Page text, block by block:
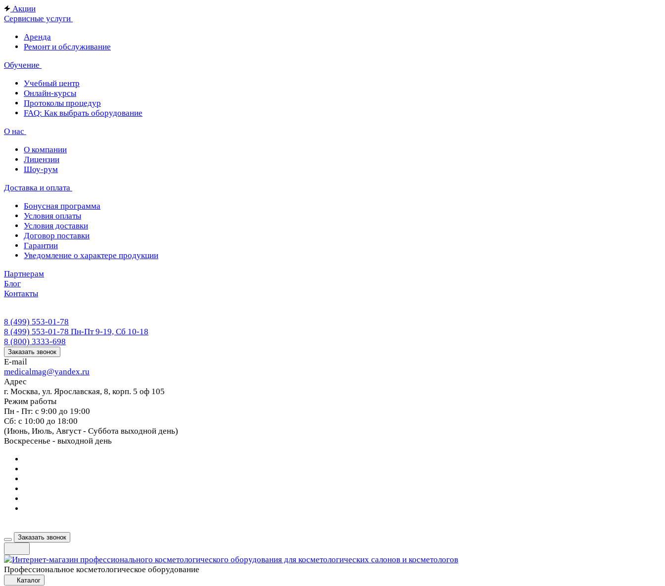
Акции
Сервисные услуги
Аренда
Ремонт и обслуживание
Обучение
Учебный центр
Онлайн-курсы
Протоколы процедур
FAQ: Как выбрать оборудование
О нас
О компании
Лицензии
Шоу-рум
Доставка и оплата
Бонусная программа
Условия оплаты
Условия доставки
Договор поставки
Гарантии
Уведомление о характере продукции
Партнерам
Блог
Контакты
8 (499) 553-01-78
8 (499) 553-01-78 Пн-Пт 9-19, Сб 10-18
8 (800) 3333-698
Заказать звонок
E-mail
medicalmag@yandex.ru
Адрес
г. Москва, ул. Ярославская, 8, корп. 5 оф 105
Режим работы
Пн - Пт: с 9:00 до 19:00
Сб: с 10:00 до 18:00
(Июнь, Июль, Август - Суббота выходной день)
Воскресенье - выходной день
Заказать звонок
Профессиональное косметологическое оборудование
Каталог